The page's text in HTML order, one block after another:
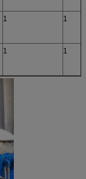
1 1
1 1